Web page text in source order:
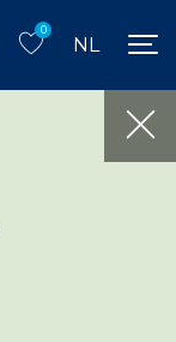
0
NL